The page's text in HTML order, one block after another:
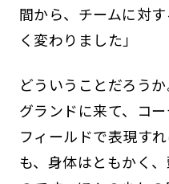
間から、チームに対
く変わりました」
どういうことだろう
グランドに来て、コ
フィールドで表現す
も、身体はともかく